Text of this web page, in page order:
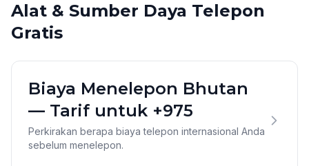
Alat & Sumber Daya Telepon
Gratis
Biaya Menelepon Bhutan
— Tarif untuk +975
Perkirakan berapa biaya telepon internasional Anda
sebelum menelepon.